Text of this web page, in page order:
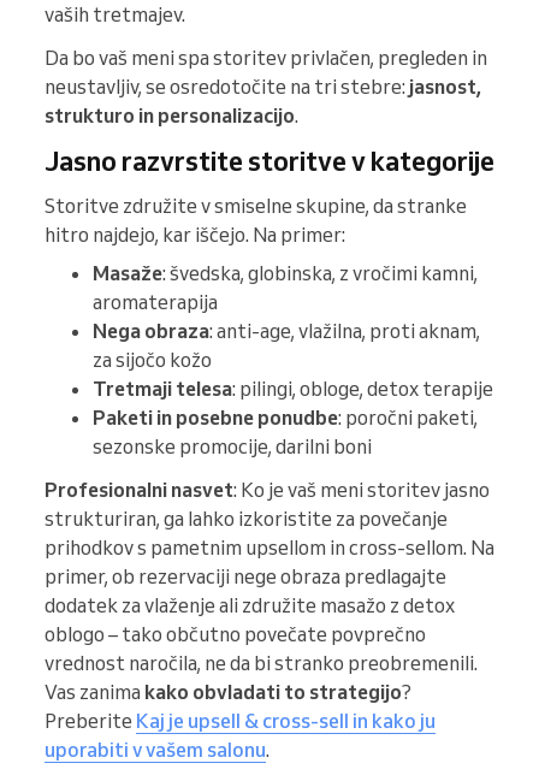
vaših tretmajev.
Da bo vaš meni spa storitev privlačen, pregleden in
neustavljiv, se osredotočite na tri stebre: jasnost,
strukturo in personalizacijo.
Jasno razvrstite storitve v kategorije
Storitve združite v smiselne skupine, da stranke
hitro najdejo, kar iščejo. Na primer:
Masaže: švedska, globinska, z vročimi kamni,
aromaterapija
Nega obraza: anti-age, vlažilna, proti aknam,
za sijočo kožo
Tretmaji telesa: pilingi, obloge, detox terapije
Paketi in posebne ponudbe: poročni paketi,
sezonske promocije, darilni boni
Profesionalni nasvet: Ko je vaš meni storitev jasno
strukturiran, ga lahko izkoristite za povečanje
prihodkov s pametnim upsellom in cross-sellom. Na
primer, ob rezervaciji nege obraza predlagajte
dodatek za vlaženje ali združite masažo z detox
oblogo – tako občutno povečate povprečno
vrednost naročila, ne da bi stranko preobremenili.
Vas zanima kako obvladati to strategijo?
Preberite Kaj je upsell & cross-sell in kako ju
uporabiti v vašem salonu.